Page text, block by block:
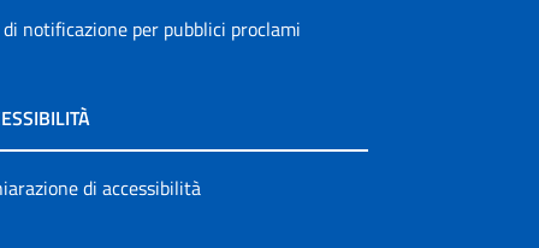
notificazione per pubblici proclami
di accessibilità